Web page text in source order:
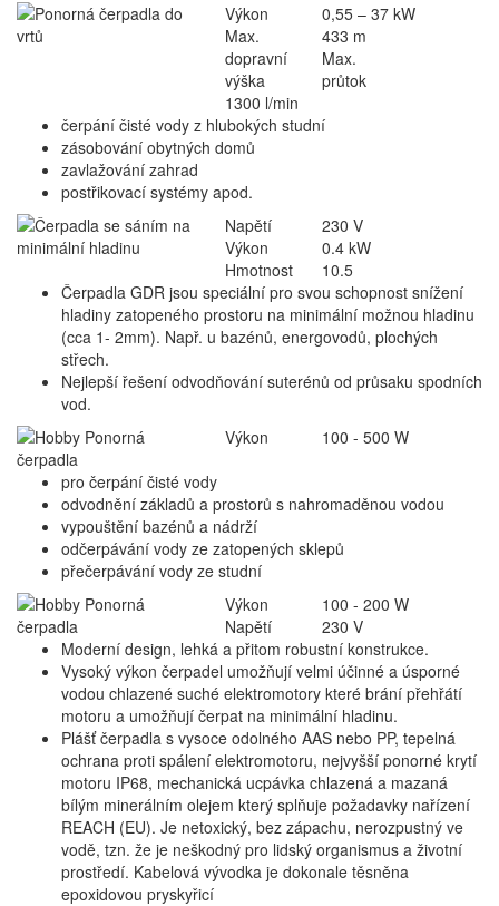
Výkon
0,55 – 37 kW
Max.
dopravní
výška
433 m
Max.
průtok
1300 l/min
čerpání čisté vody z hlubokých studní
zásobování obytných domů
zavlažování zahrad
postřikovací systémy apod.
Napětí
230 V
Výkon
0.4 kW
Hmotnost
10.5
Čerpadla GDR jsou speciální pro svou schopnost snížení
hladiny zatopeného prostoru na minimální možnou hladinu
(cca 1- 2mm). Např. u bazénů, energovodů, plochých
střech.
Nejlepší řešení odvodňování suterénů od průsaku spodních
vod.
Výkon
100 - 500 W
pro čerpání čisté vody
odvodnění základů a prostorů s nahromaděnou vodou
vypouštění bazénů a nádrží
odčerpávání vody ze zatopených sklepů
přečerpávání vody ze studní
Výkon
100 - 200 W
Napětí
230 V
Moderní design, lehká a přitom robustní konstrukce.
Vysoký výkon čerpadel umožňují velmi účinné a úsporné
vodou chlazené suché elektromotory které brání přehřátí
motoru a umožňují čerpat na minimální hladinu.
Plášť čerpadla s vysoce odolného AAS nebo PP, tepelná
ochrana proti spálení elektromotoru, nejvyšší ponorné krytí
motoru IP68, mechanická ucpávka chlazená a mazaná
bílým minerálním olejem který splňuje požadavky nařízení
REACH (EU). Je netoxický, bez zápachu, nerozpustný ve
vodě, tzn. že je neškodný pro lidský organismus a životní
prostředí. Kabelová vývodka je dokonale těsněna
epoxidovou pryskyřicí